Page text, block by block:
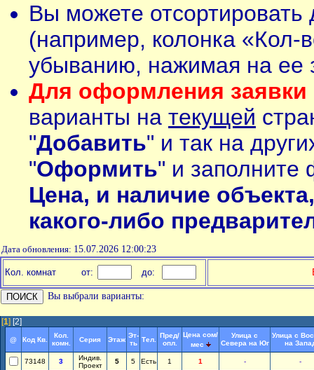
Вы можете
(например, колонка «Кол-
убыванию, нажимая на ее
Для оформления заявки
варианты на текущей
"Добавить" и так на
"Оформить" и заполните
Цена, и наличие
какого-либо
Дата обновления: 15.07.2026 12:00:23
Кол. комнат от: до:
Вы выбрали варианты:
[1] [2]
@ Код Кв.
Кол.
комн.
Серия Этаж
Эт-
ть Тел.
Пред/
опл.
Цена сом/
мес
Улица с
Севера на Юг
Улица с
на
73148 3
Индив.
Проект
5 5 Есть 1 1 - -